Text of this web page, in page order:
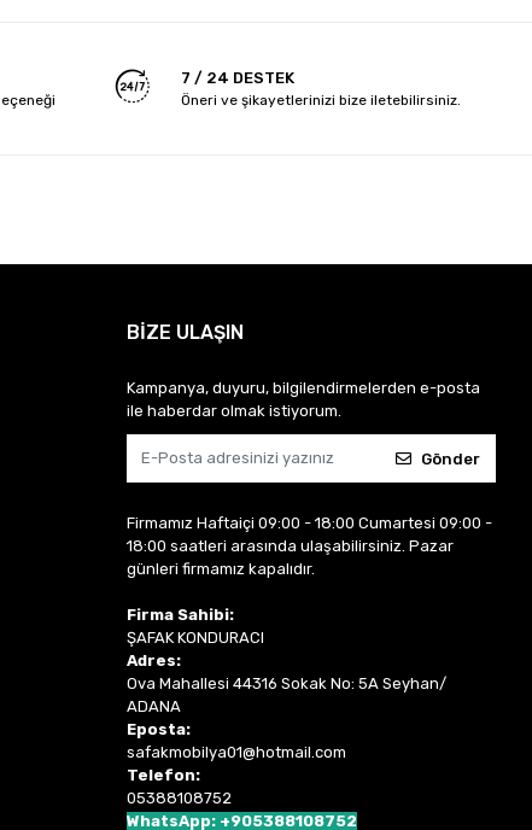
7 / 24 DESTEK
Öneri ve şikayetlerinizi bize iletebilirsiniz.
BİZE ULAŞIN
Kampanya, duyuru, bilgilendirmelerden e-posta
ile haberdar olmak istiyorum.
Gönder
Firmamız Haftaiçi 09:00 - 18:00 Cumartesi 09:00 -
18:00 saatleri arasında ulaşabilirsiniz. Pazar
günleri firmamız kapalıdır.
Firma Sahibi:
ŞAFAK KONDURACI
Adres:
Ova Mahallesi 44316 Sokak No: 5A Seyhan/
ADANA
Eposta:
safakmobilya01@hotmail.com
Telefon:
05388108752
WhatsApp: +905388108752